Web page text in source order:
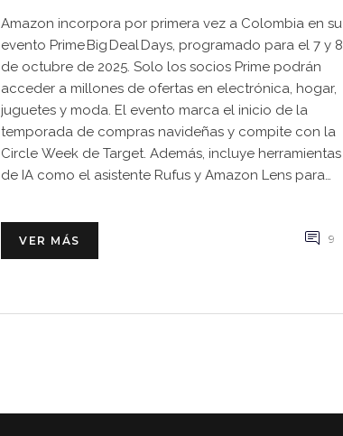
Amazon incorpora por primera vez a Colombia en su
evento Prime Big Deal Days, programado para el 7 y 8
de octubre de 2025. Solo los socios Prime podrán
acceder a millones de ofertas en electrónica, hogar,
juguetes y moda. El evento marca el inicio de la
temporada de compras navideñas y compite con la
Circle Week de Target. Además, incluye herramientas
de IA como el asistente Rufus y Amazon Lens para
VER MÁS 9